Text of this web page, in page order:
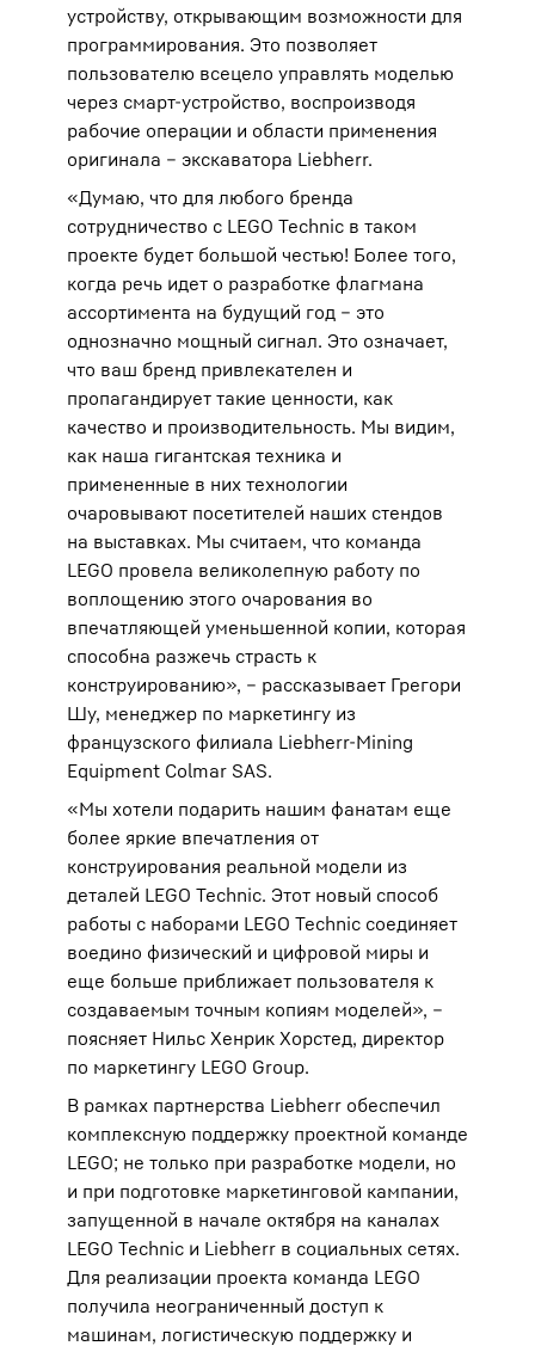
устройству, открывающим возможности для
программирования. Это позволяет
пользователю всецело управлять моделью
через смарт-устройство, воспроизводя
рабочие операции и области применения
оригинала – экскаватора Liebherr.
«Думаю, что для любого бренда
сотрудничество с LEGO Technic в таком
проекте будет большой честью! Более того,
когда речь идет о разработке флагмана
ассортимента на будущий год – это
однозначно мощный сигнал. Это означает,
что ваш бренд привлекателен и
пропагандирует такие ценности, как
качество и производительность. Мы видим,
как наша гигантская техника и
примененные в них технологии
очаровывают посетителей наших стендов
на выставках. Мы считаем, что команда
LEGO провела великолепную работу по
воплощению этого очарования во
впечатляющей уменьшенной копии, которая
способна разжечь страсть к
конструированию», – рассказывает Грегори
Шу, менеджер по маркетингу из
французского филиала Liebherr-Mining
Equipment Colmar SAS.
«Мы хотели подарить нашим фанатам еще
более яркие впечатления от
конструирования реальной модели из
деталей LEGO Technic. Этот новый способ
работы с наборами LEGO Technic соединяет
воедино физический и цифровой миры и
еще больше приближает пользователя к
создаваемым точным копиям моделей», –
поясняет Нильс Хенрик Хорстед, директор
по маркетингу LEGO Group.
В рамках партнерства Liebherr обеспечил
комплексную поддержку проектной команде
LEGO; не только при разработке модели, но
и при подготовке маркетинговой кампании,
запущенной в начале октября на каналах
LEGO Technic и Liebherr в социальных сетях.
Для реализации проекта команда LEGO
получила неограниченный доступ к
машинам, логистическую поддержку и